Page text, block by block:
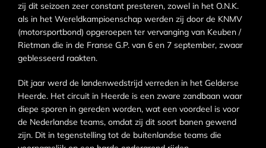
zij dit seizoen zeer constant presteren, zowel in het O.N.K.
als in het Wereldkampioenschap werden zij door de KNMV
(motorsportbond) opgeroepen ter vervanging van Keuben /
Rietman die in de Franse G.P. van 6 en 7 september, zwaar
geblesseerd raakten.
Dit jaar werd de landenwedstrijd verreden in het Gelderse
Heerde. Het circuit in Heerde is een zware zandbaan waar
diepe sporen in gereden worden, wat een voordeel is voor
de Nederlandse teams, omdat zij dit soort banen gewend
zijn. Dit in tegenstelling tot de buitenlandse teams die